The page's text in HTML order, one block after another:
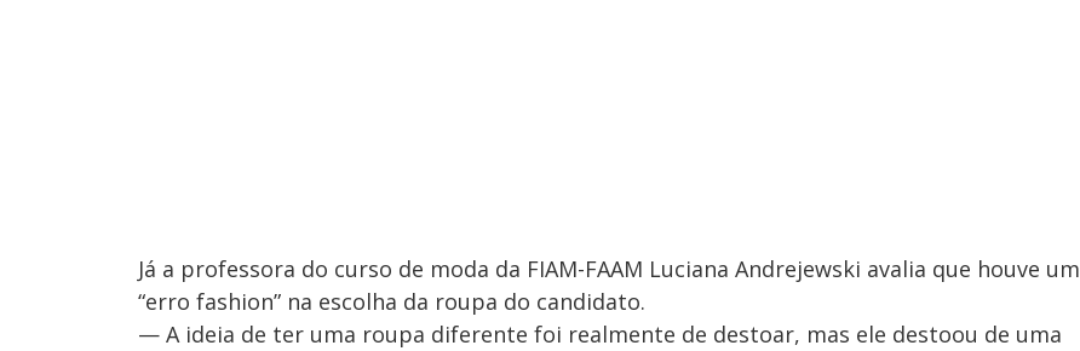
Já a professora do curso de moda da FIAM-FAAM Luciana Andrejewski avalia que houve um
“erro fashion” na escolha da roupa do candidato.
— A ideia de ter uma roupa diferente foi realmente de destoar, mas ele destoou de uma